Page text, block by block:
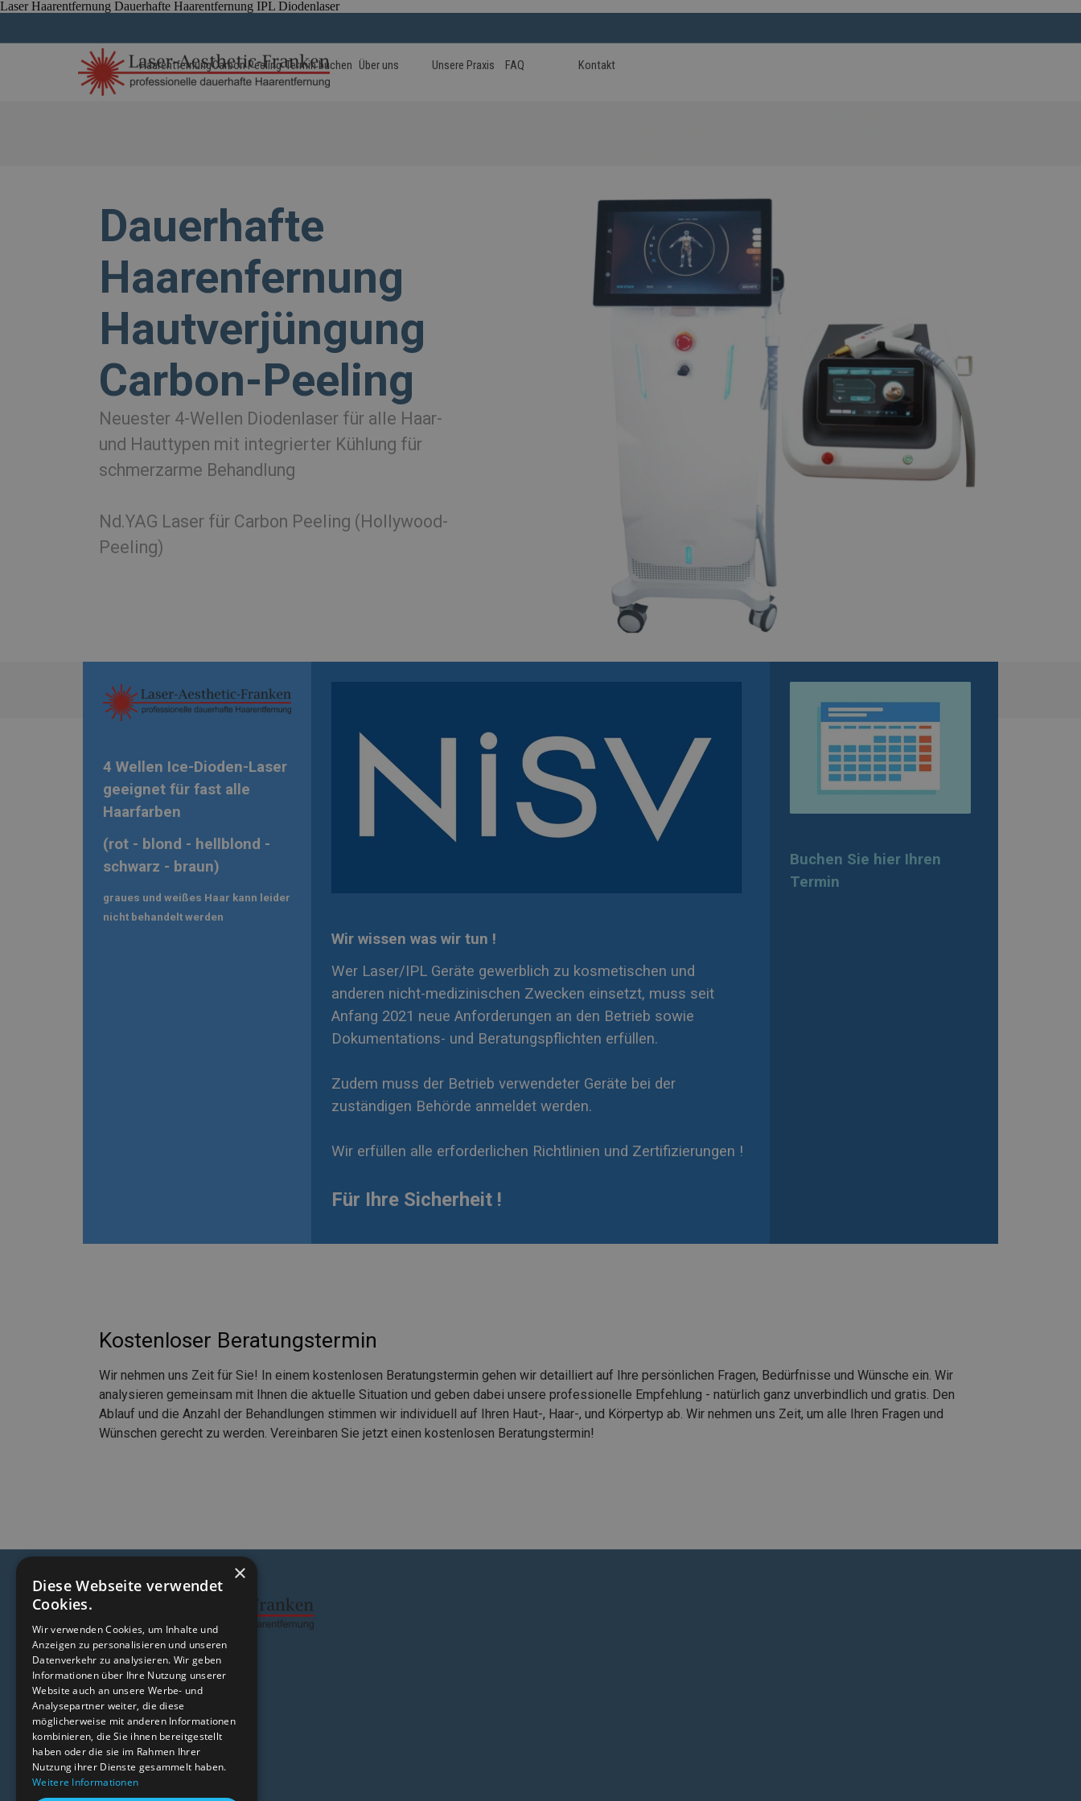
Laser Haarentfernung Dauerhafte Haarentfernung IPL Diodenlaser
Menü überspringen
HaarentfernungCarbon Peeling Termin buchen Über uns Unsere Praxis FAQ Kontakt
Dauerhafte
Haarenfernung
Hautverjüngung
Carbon-Peeling
Neuester 4-Wellen Diodenlaser für alle Haar-
und Hauttypen mit integrierter Kühlung für
schmerzarme Behandlung
Nd.YAG Laser für Carbon Peeling (Hollywood-
Peeling)
Wir wissen was wir tun !
Wer Laser/IPL Geräte gewerblich zu kosmetischen und
anderen nicht-medizinischen Zwecken einsetzt, muss seit
Anfang 2021 neue Anforderungen an den Betrieb sowie
Dokumentations- und Beratungspflichten erfüllen.
Zudem muss der Betrieb verwendeter Geräte bei der
zuständigen Behörde anmeldet werden.
Wir erfüllen alle erforderlichen Richtlinien und Zertifizierungen !
Für Ihre Sicherheit !
Buchen Sie hier Ihren
Termin
4 Wellen Ice-Dioden-Laser
geeignet für fast alle
Haarfarben
(rot - blond - hellblond -
schwarz - braun)
graues und weißes Haar kann leider
nicht behandelt werden
Kostenloser Beratungstermin
Wir nehmen uns Zeit für Sie! In einem kostenlosen Beratungstermin gehen wir detailliert auf Ihre persönlichen Fragen, Bedürfnisse und Wünsche ein. Wir
analysieren gemeinsam mit Ihnen die aktuelle Situation und geben dabei unsere professionelle Empfehlung - natürlich ganz unverbindlich und gratis. Den
Ablauf und die Anzahl der Behandlungen stimmen wir individuell auf Ihren Haut-, Haar-, und Körpertyp ab. Wir nehmen uns Zeit, um alle Ihren Fragen und
Wünschen gerecht zu werden. Vereinbaren Sie jetzt einen kostenlosen Beratungstermin!
Impressum und
Datenschutzerklärung
hier finden Sie uns
Laser-Aesthetic-Franken
Wolfgang Schroll
Binsackerweg 9
91338 Igensdorf
×
Diese Webseite verwendet
Cookies.
Wir verwenden Cookies, um Inhalte und
Anzeigen zu personalisieren und unseren
Datenverkehr zu analysieren. Wir geben
Informationen über Ihre Nutzung unserer
Website auch an unsere Werbe- und
Analysepartner weiter, die diese
möglicherweise mit anderen Informationen
kombinieren, die Sie ihnen bereitgestellt
haben oder die sie im Rahmen Ihrer
Nutzung ihrer Dienste gesammelt haben.
Weitere Informationen